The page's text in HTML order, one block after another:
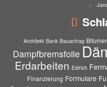
Architekt Bank Bauantrag
Dampfbremsfolie
Erdarbeiten Estrich
Finanzierung Formulare